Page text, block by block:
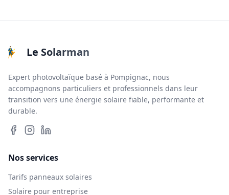
Le Solarman
Expert photovoltaïque basé à Pompignac, nous
accompagnons particuliers et professionnels dans leur
transition vers une énergie solaire fiable, performante et
durable.
Nos services
Tarifs panneaux solaires
Solaire pour entreprise